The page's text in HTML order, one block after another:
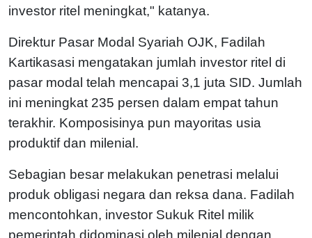
investor ritel meningkat," katanya.
Direktur Pasar Modal Syariah OJK, Fadilah
Kartikasasi mengatakan jumlah investor ritel di
pasar modal telah mencapai 3,1 juta SID. Jumlah
ini meningkat 235 persen dalam empat tahun
terakhir. Komposisinya pun mayoritas usia
produktif dan milenial.
Sebagian besar melakukan penetrasi melalui
produk obligasi negara dan reksa dana. Fadilah
mencontohkan, investor Sukuk Ritel milik
pemerintah didominasi oleh milenial dengan